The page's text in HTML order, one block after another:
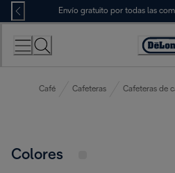
Skip
to
Content
Envío gratuito por todas las
Café Cafeteras Cafeteras de
Colores